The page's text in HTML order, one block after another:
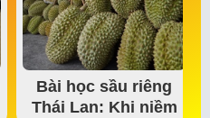
Bài học sầu riêng
Thái Lan: Khi niềm